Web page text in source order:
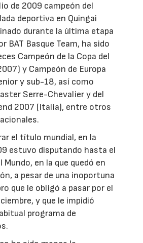
de 2009 campeón del
deportiva en Quingai
durante la última etapa
BAT Basque Team, ha sido
Campeón de la Copa del
y Campeón de Europa
y sub-18, así como
Serre-Chevalier y del
2007 (Italia), entre otros
el título mundial, en la
estuvo disputando hasta el
Mundo, en la que quedó en
a pesar de una inoportuna
que le obligó a pasar por el
y que le impidió
programa de